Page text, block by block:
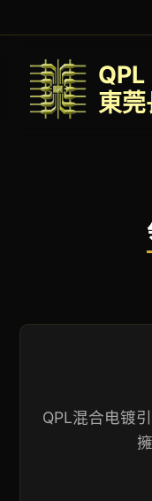
QPL
東
QPL混合电镀